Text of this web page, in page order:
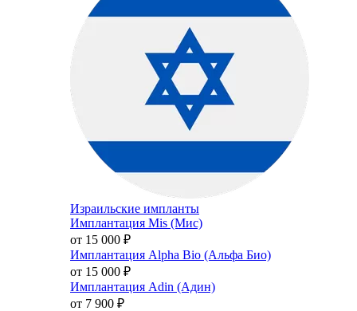
Израильские импланты
Имплантация Mis (Мис)
от 15 000 ₽
Имплантация Alpha Bio (Альфа Био)
от 15 000 ₽
Имплантация Adin (Адин)
от 7 900 ₽